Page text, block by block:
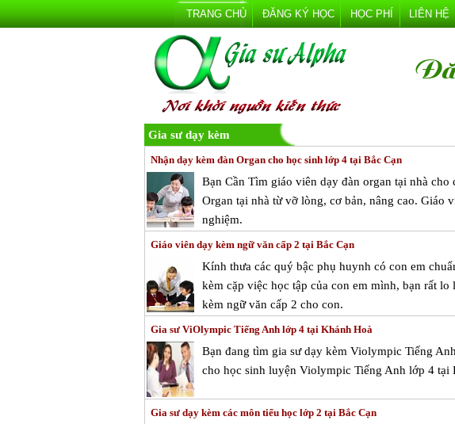
TRANG CHỦ ĐĂNG KÝ HỌC HỌC PHÍ LIÊN HỆ
Gia sư dạy kèm
Nhận dạy kèm đàn Organ cho học sinh lớp 4 tại Bắc Cạn
Bạn Cần Tìm giáo viên dạy đàn organ tại nhà
Organ tại nhà từ vỡ lòng, cơ bản, nâng cao. Giáo
nghiệm.
Giáo viên dạy kèm ngữ văn cấp 2 tại Bắc Cạn
Kính thưa các quý bậc phụ huynh có con em
kèm cặp việc học tập của con em mình, bạn rất
kèm ngữ văn cấp 2 cho con.
Gia sư ViOlympic Tiếng Anh lớp 4 tại Khánh Hoà
Bạn đang tìm gia sư dạy kèm Violympic Tiếng
cho học sinh luyện Violympic Tiếng Anh lớp 4 tại
Gia sư dạy kèm các môn tiểu học lớp 2 tại Bắc Cạn